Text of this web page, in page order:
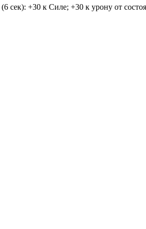
(6 сек): +30 к Силе; +30 к урону от